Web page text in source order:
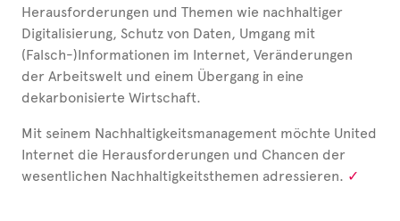
Herausforderungen und Themen wie nachhaltiger
Digitalisierung, Schutz von Daten, Umgang mit
(Falsch-)Informationen im Internet, Veränderungen
der Arbeitswelt und einem Übergang in eine
dekarbonisierte Wirtschaft.
Mit seinem Nachhaltigkeitsmanagement möchte United
Internet die Herausforderungen und Chancen der
wesentlichen Nachhaltigkeitsthemen adressieren.